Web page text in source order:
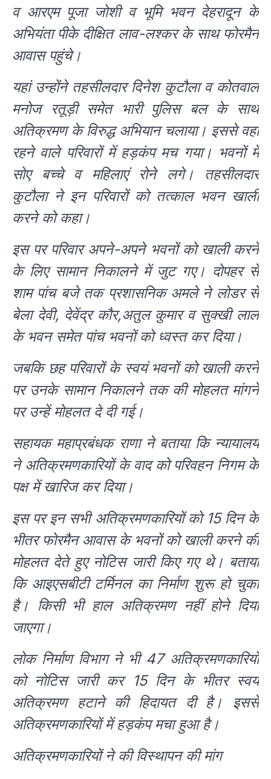
व आरएम पूजा जोशी व भूमि भवन देहरादून के
अभियंता पीके दीक्षित लाव-लश्कर के साथ फोरमैन
आवास पहुंचे।
यहां उन्होंने तहसीलदार दिनेश कुटौला व कोतवाल
मनोज रतूड़ी समेत भारी पुलिस बल के साथ
अतिक्रमण के विरुद्ध अभियान चलाया। इससे वहां
रहने वाले परिवारों में हड़कंप मच गया। भवनों में
सोए बच्चे व महिलाएं रोने लगे। तहसीलदार
कुटौला ने इन परिवारों को तत्काल भवन खाली
करने को कहा।
इस पर परिवार अपने-अपने भवनों को खाली करने
के लिए सामान निकालने में जुट गए। दोपहर से
शाम पांच बजे तक प्रशासनिक अमले ने लोडर से
बेला देवी, देवेंद्र कौर,अतुल कुमार व सुक्खी लाल
के भवन समेत पांच भवनों को ध्वस्त कर दिया।
जबकि छह परिवारों के स्वयं भवनों को खाली करने
पर उनके सामान निकालने तक की मोहलत मांगने
पर उन्हें मोहलत दे दी गई।
सहायक महाप्रबंधक राणा ने बताया कि न्यायालय
ने अतिक्रमणकारियों के वाद को परिवहन निगम के
पक्ष में खारिज कर दिया।
इस पर इन सभी अतिक्रमणकारियों को 15 दिन के
भीतर फोरमैन आवास के भवनों को खाली करने की
मोहलत देते हुए नोटिस जारी किए गए थे। बताया
कि आइएसबीटी टर्मिनल का निर्माण शुरू हो चुका
है। किसी भी हाल अतिक्रमण नहीं होने दिया
जाएगा।
लोक निर्माण विभाग ने भी 47 अतिक्रमणकारियों
को नोटिस जारी कर 15 दिन के भीतर स्वयं
अतिक्रमण हटाने की हिदायत दी है। इससे
अतिक्रमणकारियों में हड़कंप मचा हुआ है।
अतिक्रमणकारियों ने की विस्थापन की मांग